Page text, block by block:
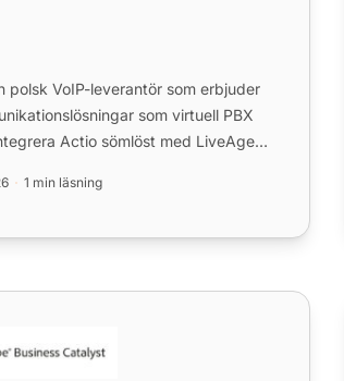
polsk VoIP-leverantör som erbjuder
som virtuell PBX
Actio sömlöst med LiveAgent
1 min läsning
Catalyst